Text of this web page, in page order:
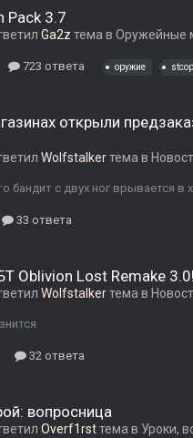
Pack 3.7
Ga2z тема в Оружейные
723 ответа оружие
открыли
Wolfstalkerтема в
бандит с двух ног врывается в
33 ответа
Oblivion Lost Remake 3.0!
Wolfstalkerтема в
32 ответа
вопросница
Overf1rstтема в Уроки,